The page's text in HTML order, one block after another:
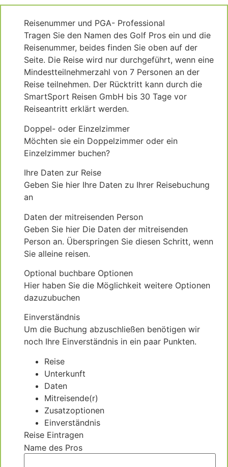
Reisenummer und PGA- Professional
Tragen Sie den Namen des Golf Pros ein und die
Reisenummer, beides finden Sie oben auf der
Seite. Die Reise wird nur durchgeführt, wenn eine
Mindestteilnehmerzahl von 7 Personen an der
Reise teilnehmen. Der Rücktritt kann durch die
SmartSport Reisen GmbH bis 30 Tage vor
Reiseantritt erklärt werden.
Doppel- oder Einzelzimmer
Möchten sie ein Doppelzimmer oder ein
Einzelzimmer buchen?
Ihre Daten zur Reise
Geben Sie hier Ihre Daten zu Ihrer Reisebuchung
an
Daten der mitreisenden Person
Geben Sie hier Die Daten der mitreisenden
Person an. Überspringen Sie diesen Schritt, wenn
Sie alleine reisen.
Optional buchbare Optionen
Hier haben Sie die Möglichkeit weitere Optionen
dazuzubuchen
Einverständnis
Um die Buchung abzuschließen benötigen wir
noch Ihre Einverständnis in ein paar Punkten.
Reise
Unterkunft
Daten
Mitreisende(r)
Zusatzoptionen
Einverständnis
Reise Eintragen
Name des Pros